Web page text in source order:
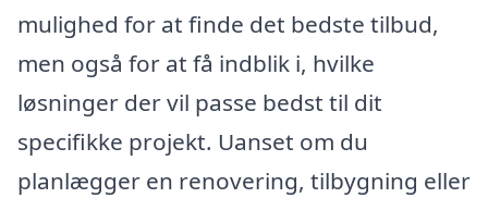
mulighed for at finde det bedste tilbud,
men også for at få indblik i, hvilke
løsninger der vil passe bedst til dit
specifikke projekt. Uanset om du
planlægger en renovering, tilbygning eller